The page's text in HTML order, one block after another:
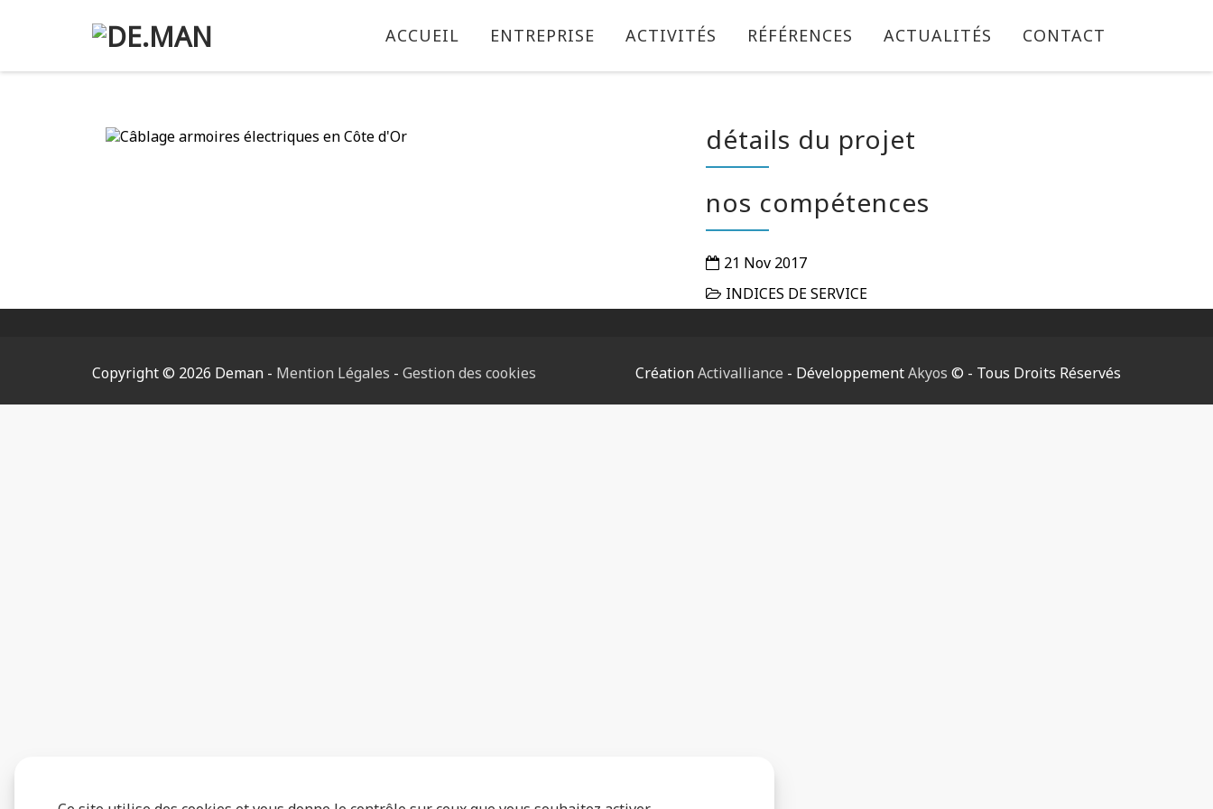
content
ACCUEIL ENTREPRISE ACTIVITÉS RÉFÉRENCES ACTUALITÉS CONTACT
détails du projet
nos compétences
21 Nov 2017
INDICES DE SERVICE
Copyright © 2026 Deman - Mention Légales - Gestion des cookies CréationActivalliance - DéveloppementAkyos © - Tous Droits Réservés